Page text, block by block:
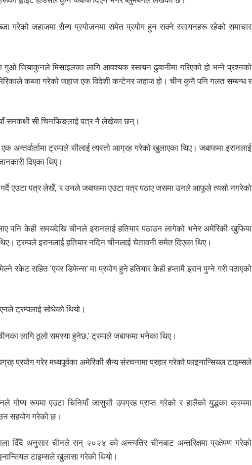
गरेको जहाजमा सैन्य प्रयोजनमा समेत प्रयोग हुन सक्ने रसायनहरू रहेको समाचार
गुओ जियाकुनले मिसाइलका लागि आवश्यक रसायन ढुवानीमा गरिएको हो भन्ने प्रश्नको
कब्जा गरेको जहाज एक विदेशी कन्टेनर जहाज हो। चीन कुनै पनि गलत सम्बन्ध र
समकक्षी सी चिनफिङलाई पत्र नै लेखेका छन्।
अन्तर्वार्तामा ट्रम्पले सीलाई त्यस्तो आग्रह गरेको खुलाएका थिए। जबाफमा इरानलाई
दिएका थिए।
एउटा पत्र लेखेँ, र उनले जबाफमा एउटा पत्र पठाए जसमा उनले आफूले त्यसो नगरेको
केही समयदेखि चीनले इरानलाई हतियार पठाउन लागेको भनेर अमेरिकी खुफिया
ट्रम्पले इरानलाई हतियार नदिन चीनलाई चेतावनी समेत दिएका थिए।
रकेट सहित ‘एयर डिफेन्स’ मा प्रयोग हुने हतियार केही हप्तामै इरान पुग्ने गरी पठाएको
ट्रम्पलाई सोधेको थियो।
लागि ठूलो समस्या हुनेछ,’ ट्रम्पले जबाफमा भनेका थिए।
प्रयोग गरेर मध्यपूर्वका अमेरिकी सैन्य संरचनामा प्रहार गरेको फाइनान्सियल टाइम्सले
गोप्य रूपमा एउटा चिनियाँ जासुसी उपग्रह प्राप्त गरेको र हालैको युद्धका क्रममा
सहयोग गरेको छ।
दिँदै अनुसार चीनले सन् २०२४ को अन्त्यतिर चीनबाट अन्तरिक्षमा प्रक्षेपण गरेको
टाइम्सले खुलासा गरेको थियो।